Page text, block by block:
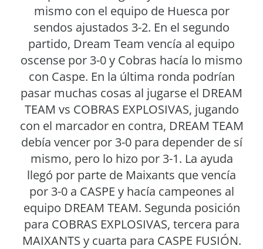
mismo con el equipo de Huesca por
sendos ajustados 3-2. En el segundo
partido, Dream Team vencía al equipo
oscense por 3-0 y Cobras hacía lo mismo
con Caspe. En la última ronda podrían
pasar muchas cosas al jugarse el DREAM
TEAM vs COBRAS EXPLOSIVAS, jugando
con el marcador en contra, DREAM TEAM
debía vencer por 3-0 para depender de sí
mismo, pero lo hizo por 3-1. La ayuda
llegó por parte de Maixants que vencía
por 3-0 a CASPE y hacía campeones al
equipo DREAM TEAM. Segunda posición
para COBRAS EXPLOSIVAS, tercera para
MAIXANTS y cuarta para CASPE FUSIÓN.